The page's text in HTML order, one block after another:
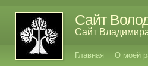
Сайт
Сайт
Главная О моей